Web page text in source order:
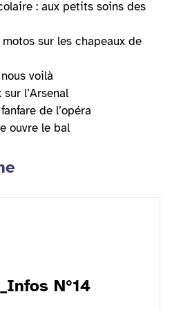
: aux petits soins des
sur les chapeaux de
voilà
l’Arsenal
de l’opéra
ouvre le bal
N°14